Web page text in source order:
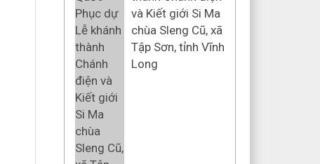
và Kiết giới Si Ma
chùa Sleng Cũ, xã
Tập Sơn, tỉnh Vĩnh
Long